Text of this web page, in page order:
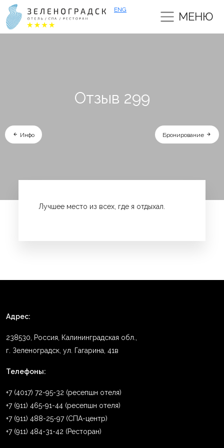
ENG
МЕНЮ
Отзыв 299
Инфо Бронирование
Лучшее место из всех, где я отдыхал.
Адрес:
238530, Россия, Калининградская обл.,
г. Зеленоградск, ул. Гагарина, 41в
Телефоны:
+7 (4017) 72-95-32 (ресепшн отеля)
+7 (911) 465-91-44 (ресепшн отеля)
+7 (911) 488-25-97 (СПА-центр)
+7 (911) 484-31-42 (Ресторан)